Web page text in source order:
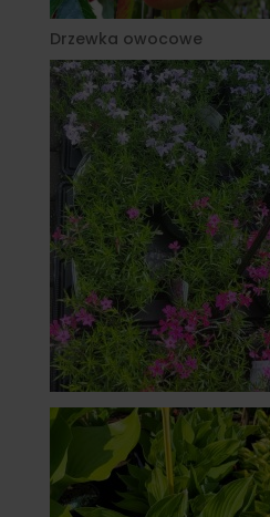
Drzewka owocowe